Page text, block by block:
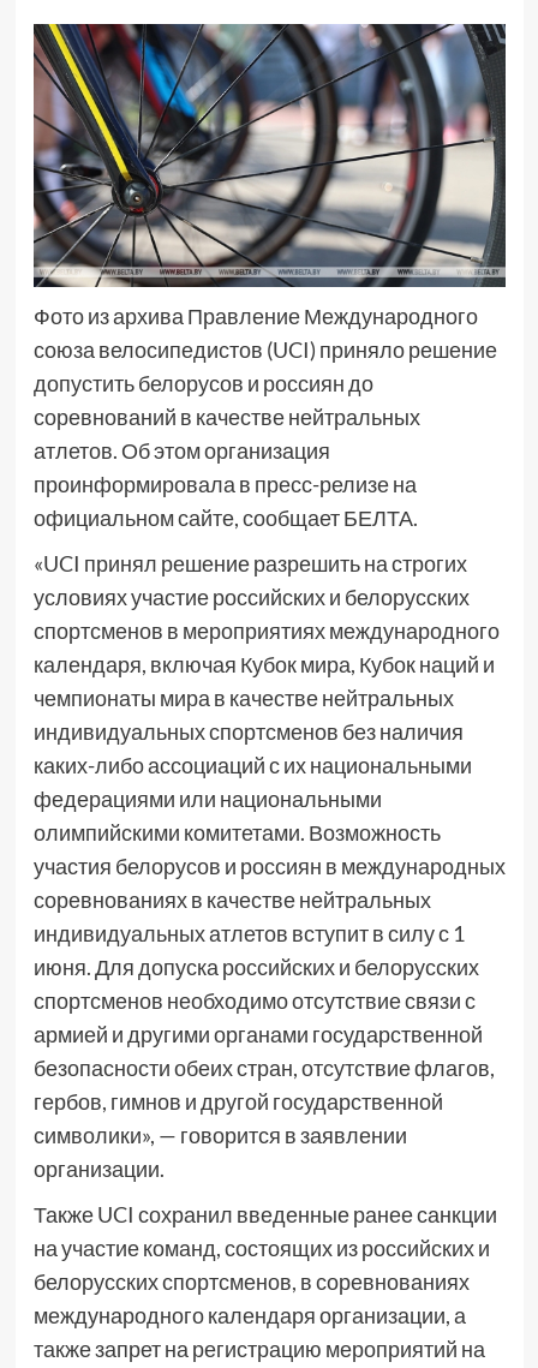
Фото из архива Правление Международного
союза велосипедистов (UCI) приняло решение
допустить белорусов и россиян до
соревнований в качестве нейтральных
атлетов. Об этом организация
проинформировала в пресс-релизе на
официальном сайте, сообщает БЕЛТА.
«UCI принял решение разрешить на строгих
условиях участие российских и белорусских
спортсменов в мероприятиях международного
календаря, включая Кубок мира, Кубок наций и
чемпионаты мира в качестве нейтральных
индивидуальных спортсменов без наличия
каких-либо ассоциаций с их национальными
федерациями или национальными
олимпийскими комитетами. Возможность
участия белорусов и россиян в международных
соревнованиях в качестве нейтральных
индивидуальных атлетов вступит в силу с 1
июня. Для допуска российских и белорусских
спортсменов необходимо отсутствие связи с
армией и другими органами государственной
безопасности обеих стран, отсутствие флагов,
гербов, гимнов и другой государственной
символики», — говорится в заявлении
организации.
Также UCI сохранил введенные ранее санкции
на участие команд, состоящих из российских и
белорусских спортсменов, в соревнованиях
международного календаря организации, а
также запрет на регистрацию мероприятий на